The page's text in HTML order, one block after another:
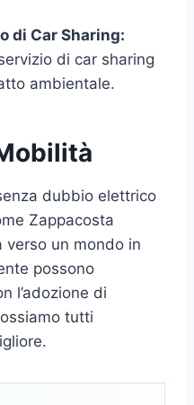
di Car Sharing:
di car sharing
ambientale.
dubbio elettrico
Zappacosta
verso un mondo in
possono
l’adozione di
tutti